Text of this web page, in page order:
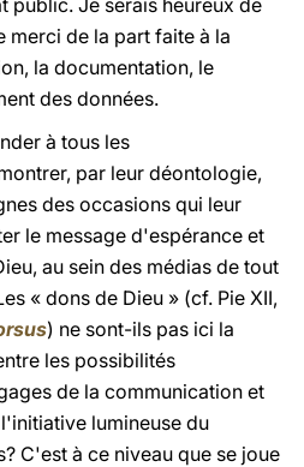
public. Je serais heureux de
merci de la part faite à la
la documentation, le
des données.
à tous les
par leur déontologie,
des occasions qui leur
le message d'espérance et
au sein des médias de tout
« dons de Dieu » (cf. Pie XII,
) ne sont-ils pas ici la
les possibilités
de la communication et
lumineuse du
C'est à ce niveau que se joue